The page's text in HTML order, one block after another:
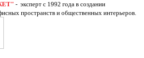
- эксперт с 1992 года в создании
пространств и общественных интерьеров.